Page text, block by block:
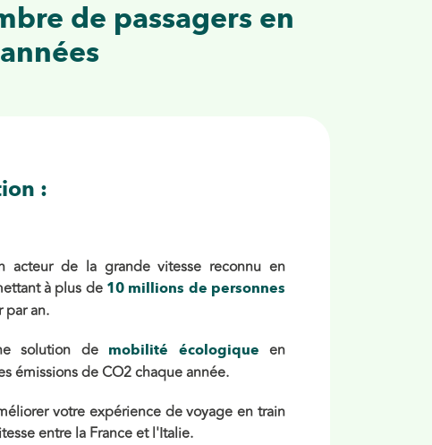
de passagers en
:
acteur de la grande vitesse reconnu en
à plus de 10 millions de personnes
par an.
solution de
mobilité écologique
en
émissions de CO2 chaque année.
votre expérience de voyage en train
entre la France et l'Italie.